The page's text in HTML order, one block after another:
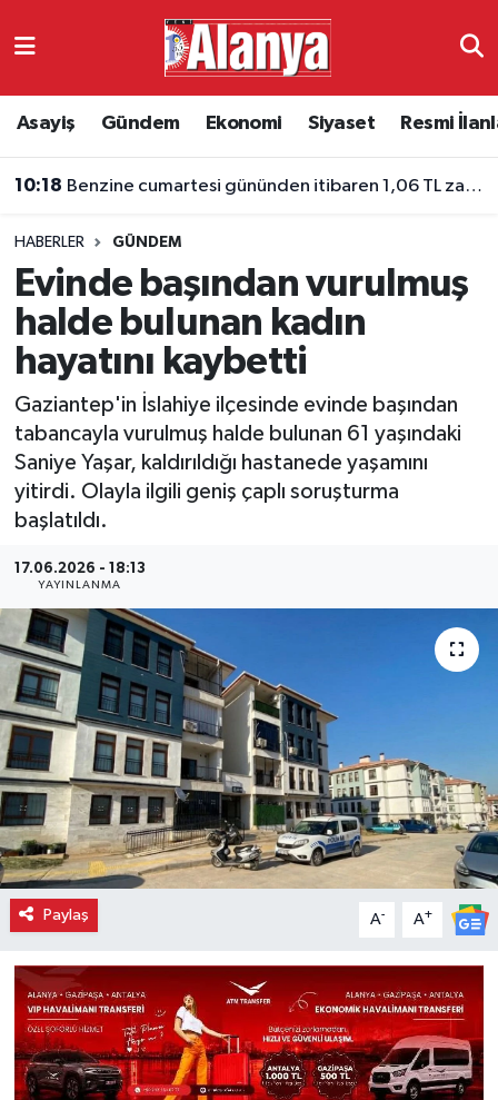
Asayiş Gündem Ekonomi Siyaset Resmi
10:18 Benzine cumartesi gününden itibaren 1,06 TL zam bekleniyor
HABERLER GÜNDEM
Evinde başından vurulmuş
halde bulunan kadın
hayatını kaybetti
Gaziantep'in İslahiye ilçesinde evinde başından
tabancayla vurulmuş halde bulunan 61 yaşındaki
Saniye Yaşar, kaldırıldığı hastanede yaşamını
yitirdi. Olayla ilgili geniş çaplı soruşturma
başlatıldı.
17.06.2026 - 18:13
YAYINLANMA
Paylaş A- A+
Ekonomi
Resmi İlanlar
Alanyaspor
Turizm
E-Gazete
Antalya Namaz Vakitleri
Süper Lig Puan Durumu ve Fikstür
Tüm Manşetler
Son Dakika Haberleri
Haber Arşivi